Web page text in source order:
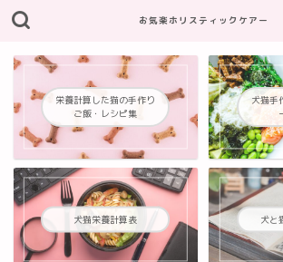
お気楽ホリスティックケアー
栄養計算した猫の手作り
ご飯・レシピ集
犬猫手
犬猫栄養計算表 犬と